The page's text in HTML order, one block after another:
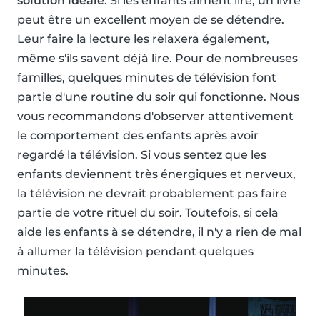
peut être un excellent moyen de se détendre.
Leur faire la lecture les relaxera également,
même s'ils savent déjà lire. Pour de nombreuses
familles, quelques minutes de télévision font
partie d'une routine du soir qui fonctionne. Nous
vous recommandons d'observer attentivement
le comportement des enfants après avoir
regardé la télévision. Si vous sentez que les
enfants deviennent très énergiques et nerveux,
la télévision ne devrait probablement pas faire
partie de votre rituel du soir. Toutefois, si cela
aide les enfants à se détendre, il n'y a rien de mal
à allumer la télévision pendant quelques
minutes.